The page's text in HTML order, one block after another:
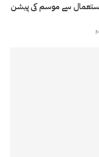
سے موسم کی پیشن